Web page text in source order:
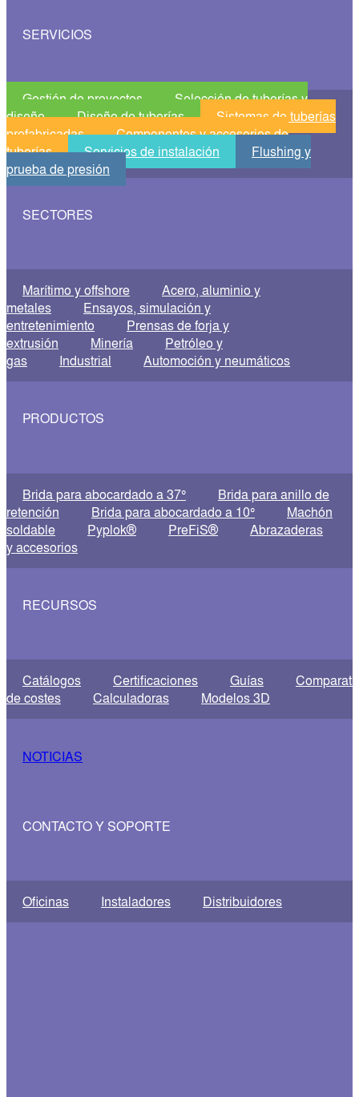
SERVICIOS
Gestión de proyectos
Selección de tuberías y
diseño
Diseño de tuberías
Sistemas de tuberías
prefabricadas
Componentes y accesorios de
tuberías
Servicios de instalación
Flushing y
prueba de presión
SECTORES
Marítimo y offshore
Acero, aluminio y
metales
Ensayos, simulación y
entretenimiento
Prensas de forja y
extrusión
Minería
Petróleo y
gas
Industrial Automoción y neumáticos
PRODUCTOS
Brida para abocardado a 37°
Brida para anillo de
retención
Brida para abocardado a 10°
Machón
soldable
Pyplok® PreFiS® Abrazaderas
y accesorios
RECURSOS
Catálogos Certificaciones Guías
de costes
Calculadoras Modelos 3D
NOTICIAS
CONTACTO Y SOPORTE
Oficinas Instaladores Distribuidores